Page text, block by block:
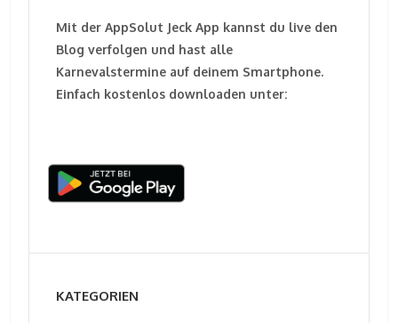
Mit der AppSolut Jeck App kannst du live den
Blog verfolgen und hast alle
Karnevalstermine auf deinem Smartphone.
Einfach kostenlos downloaden unter:
KATEGORIEN